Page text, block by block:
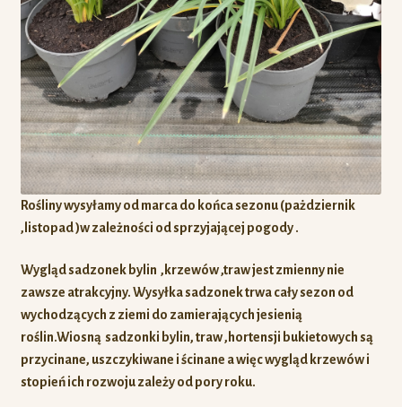
Rośliny wysyłamy od marca do końca sezonu (pażdziernik
,listopad )w zależności od sprzyjającej pogody .
Wygląd sadzonek bylin ,krzewów ,traw jest zmienny nie
zawsze atrakcyjny. Wysyłka sadzonek trwa cały sezon od
wychodzących z ziemi do zamierających jesienią
roślin.Wiosną sadzonki bylin, traw ,hortensji bukietowych są
przycinane, uszczykiwane i ścinane a więcwygląd krzewów i
stopień ich rozwoju zależy od pory roku.